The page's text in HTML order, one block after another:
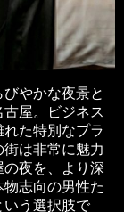
やかな夜景と
屋。ビジネス
た特別なプラ
は非常に魅力
夜を、より深
志向の男性た
いう選択肢で